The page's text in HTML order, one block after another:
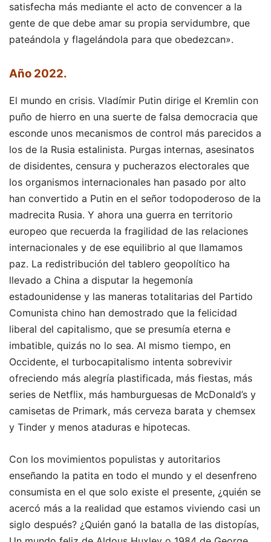
satisfecha más mediante el acto de convencer a la
gente de que debe amar su propia servidumbre, que
pateándola y flagelándola para que obedezcan».
Año 2022.
El mundo en crisis. Vladímir Putin dirige el Kremlin con
puño de hierro en una suerte de falsa democracia que
esconde unos mecanismos de control más parecidos a
los de la Rusia estalinista. Purgas internas, asesinatos
de disidentes, censura y pucherazos electorales que
los organismos internacionales han pasado por alto
han convertido a Putin en el señor todopoderoso de la
madrecita Rusia. Y ahora una guerra en territorio
europeo que recuerda la fragilidad de las relaciones
internacionales y de ese equilibrio al que llamamos
paz. La redistribución del tablero geopolítico ha
llevado a China a disputar la hegemonía
estadounidense y las maneras totalitarias del Partido
Comunista chino han demostrado que la felicidad
liberal del capitalismo, que se presumía eterna e
imbatible, quizás no lo sea. Al mismo tiempo, en
Occidente, el turbocapitalismo intenta sobrevivir
ofreciendo más alegría plastificada, más fiestas, más
series de Netflix, más hamburguesas de McDonald’s y
camisetas de Primark, más cerveza barata y chemsex
y Tinder y menos ataduras e hipotecas.
Con los movimientos populistas y autoritarios
enseñando la patita en todo el mundo y el desenfreno
consumista en el que solo existe el presente, ¿quién se
acercó más a la realidad que estamos viviendo casi un
siglo después? ¿Quién ganó la batalla de las distopías,